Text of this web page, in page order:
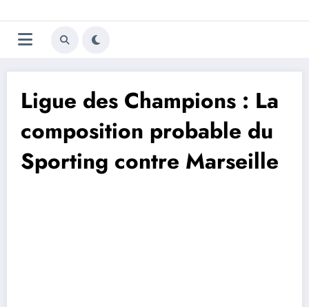
au
contenu
Trivela
L'actualité du football
Ligue des Champions : La
composition probable du
Sporting contre Marseille